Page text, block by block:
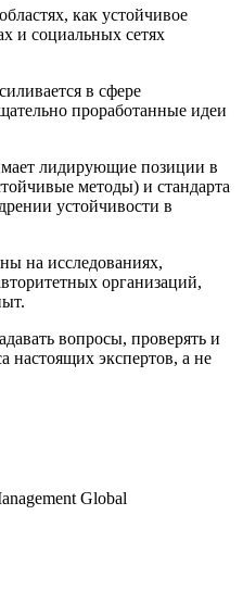
как устойчивое
и социальных сетях
в сфере
проработанные идеи
лидирующие позиции в
методы) и стандарта
устойчивости в
на исследованиях,
организаций,
вопросы, проверять и
настоящих экспертов, а не
Global